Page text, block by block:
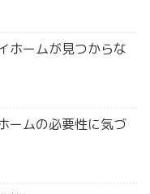
ホームが見つからな
ームの必要性に気づ